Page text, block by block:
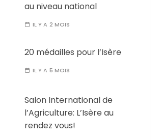
au niveau national
IL Y A 2 MOIS
20 médailles pour l’Isère
IL Y A 5 MOIS
Salon International de
l’Agriculture: L’Isère au
rendez vous!